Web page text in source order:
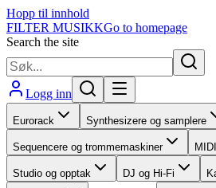
Hopp til innhold
FILTER MUSIKKGo to homepage
Search the site
Logg inn
Eurorack Synthesizere og samplere
Sequencere og trommemaskiner
Studio og opptak DJ og Hi-Fi